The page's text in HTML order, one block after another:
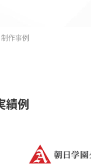
制作事例
績例